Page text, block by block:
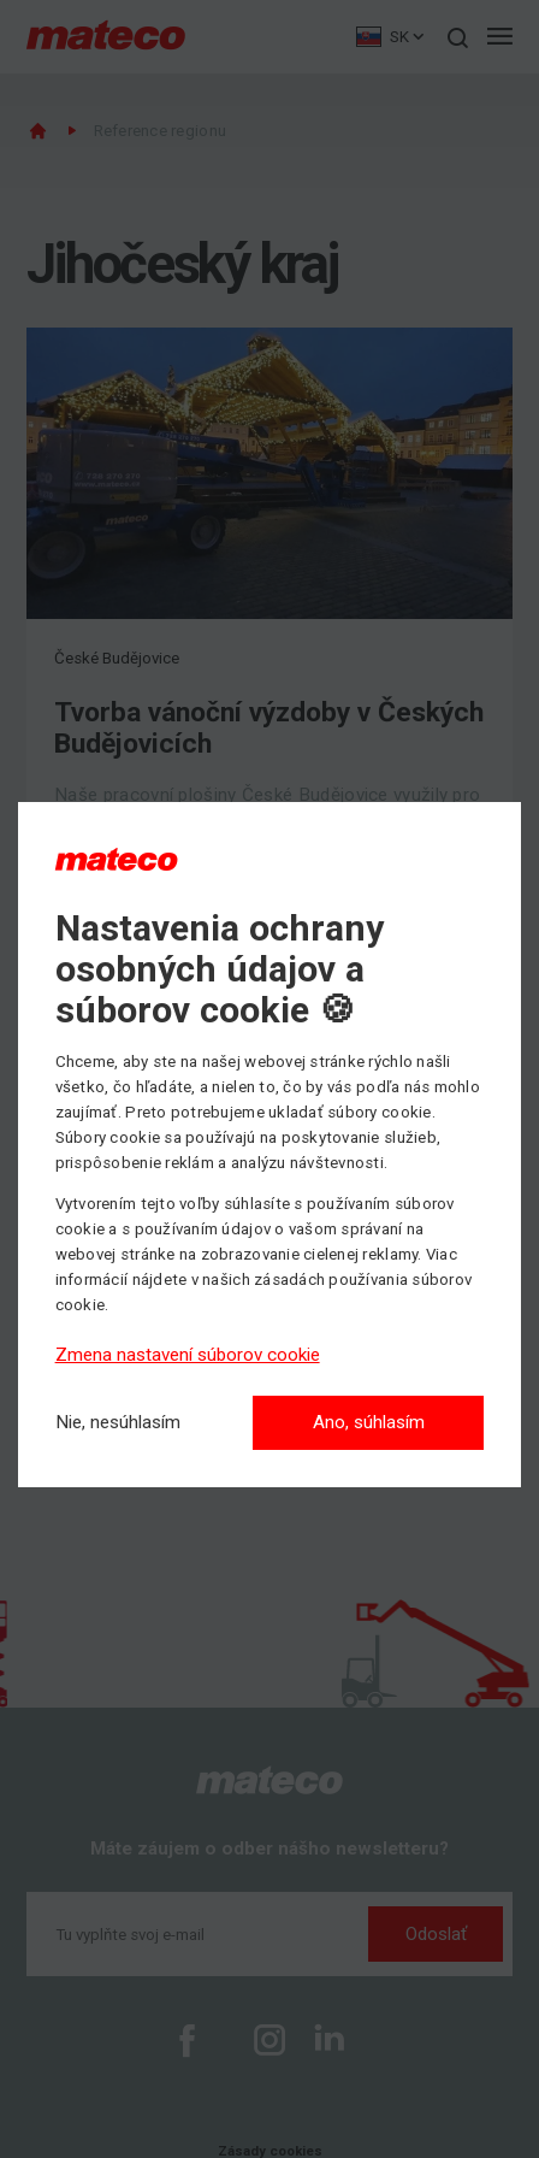
SK
Jihočeský kraj
České Budějovice
Tvorba vánoční výzdoby v Českých
Budějovicích
Naše pracovní plošiny České Budějovice využily pro
Máte záujem o odber nášho newsletteru?
Odoslať
Zásady cookies
Nastavenia ochrany
osobných údajov a
súborov cookie 🍪
Chceme, aby ste na našej webovej stránke rýchlo našli
všetko, čo hľadáte, a nielen to, čo by vás podľa nás mohlo
zaujímať. Preto potrebujeme ukladať súbory cookie.
Súbory cookie sa používajú na poskytovanie služieb,
prispôsobenie reklám a analýzu návštevnosti.
Vytvorením tejto voľby súhlasíte s používaním súborov
cookie a s používaním údajov o vašom správaní na
webovej stránke na zobrazovanie cielenej reklamy. Viac
informácií nájdete v našich zásadách používania súborov
cookie.
Zmena nastavení súborov cookie
Nie, nesúhlasím Ano, súhlasím